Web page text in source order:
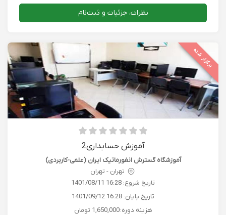
نظرات، جزئیات و ثبت‌نام
برگزار شده
آموزش حسابداری2
آموزشگاه گسترش انفورماتیک ایران (علمی-کاربردی)
تهران - تهران
تاریخ شروع: 1401/08/11 16:28
تاریخ پایان: 1401/09/12 16:28
هزینه دوره:1,650,000 تومان